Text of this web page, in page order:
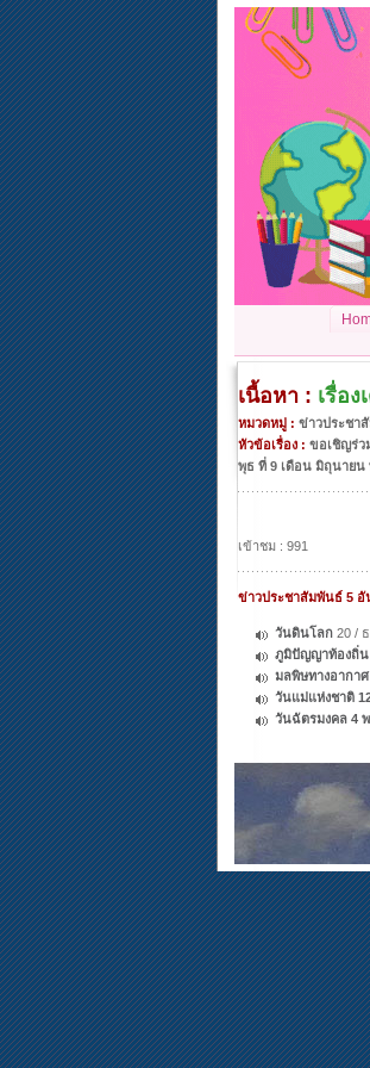
เนื้อหา : เรื่อ
หมวดหมู่ : ข่าวประชา
หัวข้อเรื่อง : ขอเชิญร่ว
พุธ ที่ 9 เดือน มิถุนายน
เข้าชม : 991
ข่าวประชาสัมพันธ์ 5
วันดินโลก 20 /
ภูมิปัญญาท้องถิ่น
มลพิษทางอากาศ
วันแม่แห่งชาติ
วันฉัตรมงคล 4